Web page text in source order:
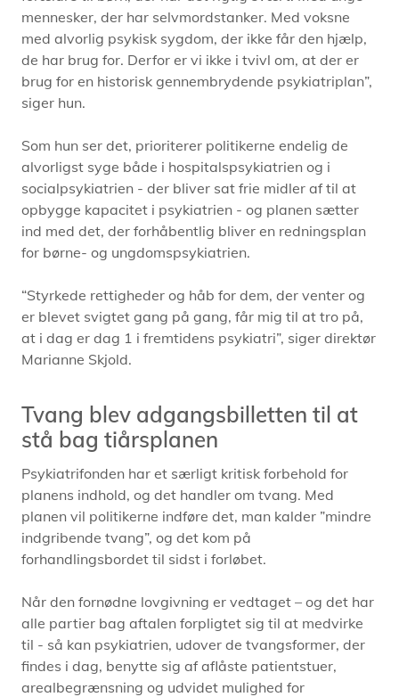
mennesker, der har selvmordstanker. Med voksne
med alvorlig psykisk sygdom, der ikke får den hjælp,
de har brug for. Derfor er vi ikke i tvivl om, at der er
brug for en historisk gennembrydende psykiatriplan”,
siger hun.
Som hun ser det, prioriterer politikerne endelig de
alvorligst syge både i hospitalspsykiatrien og i
socialpsykiatrien - der bliver sat frie midler af til at
opbygge kapacitet i psykiatrien - og planen sætter
ind med det, der forhåbentlig bliver en redningsplan
for børne- og ungdomspsykiatrien.
“Styrkede rettigheder og håb for dem, der venter og
er blevet svigtet gang på gang, får mig til at tro på,
at i dag er dag 1 i fremtidens psykiatri”, siger direktør
Marianne Skjold.
Tvang blev adgangsbilletten til at
stå bag tiårsplanen
Psykiatrifonden har et særligt kritisk forbehold for
planens indhold, og det handler om tvang. Med
planen vil politikerne indføre det, man kalder ”mindre
indgribende tvang”, og det kom på
forhandlingsbordet til sidst i forløbet.
Når den fornødne lovgivning er vedtaget – og det har
alle partier bag aftalen forpligtet sig til at medvirke
til - så kan psykiatrien, udover de tvangsformer, der
findes i dag, benytte sig af aflåste patientstuer,
arealbegrænsning og udvidet mulighed for